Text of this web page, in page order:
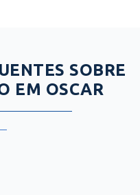
SOBRE
EM OSCAR